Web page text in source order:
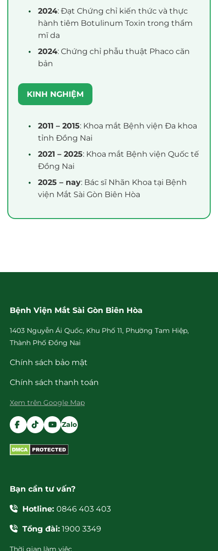
2024: Đạt Chứng chỉ kiến thức và thực
hành tiêm Botulinum Toxin trong thẩm
mĩ da
2024: Chứng chỉ phẫu thuật Phaco căn
bản
KINH NGHIỆM
2011 – 2015: Khoa mắt Bệnh viện Đa khoa
tỉnh Đồng Nai
2021 – 2025: Khoa mắt Bệnh viện Quốc tế
Đồng Nai
2025 – nay: Bác sĩ Nhãn Khoa tại Bệnh
viện Mắt Sài Gòn Biên Hòa
Bệnh Viện Mắt Sài Gòn Biên Hòa
1403 Nguyễn Ái Quốc, Khu Phố 11, Phường Tam Hiệp,
Thành Phố Đồng Nai
Chính sách bảo mật
Chính sách thanh toán
Xem trên Google Map
Zalo
Bạn cần tư vấn?
Hotline: 0846 403 403
Tổng đài: 1900 3349
Thời gian làm việc